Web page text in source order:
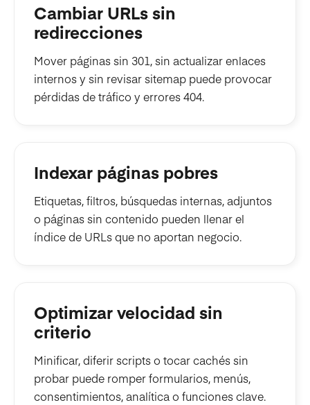
Cambiar URLs sin
redirecciones
Mover páginas sin 301, sin actualizar enlaces
internos y sin revisar sitemap puede provocar
pérdidas de tráfico y errores 404.
Indexar páginas pobres
Etiquetas, filtros, búsquedas internas, adjuntos
o páginas sin contenido pueden llenar el
índice de URLs que no aportan negocio.
Optimizar velocidad sin
criterio
Minificar, diferir scripts o tocar cachés sin
probar puede romper formularios, menús,
consentimientos, analítica o funciones clave.